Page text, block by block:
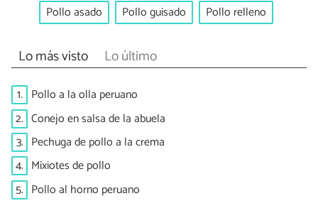
Pollo asado
Pollo guisado Pollo relleno
Lo más visto Lo último
1. Pollo a la olla peruano
2. Conejo en salsa de la abuela
3. Pechuga de pollo a la crema
4. Mixiotes de pollo
5. Pollo al horno peruano